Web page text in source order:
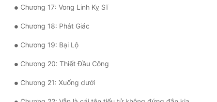
Tội Phạm
Vô Địch
Võ Hiệp
Võng Du
Xuyên Không
Xuyên Nhanh
Chương 17: Vong Linh Kỵ Sĩ
Chương 18: Phát Giác
Chương 19: Bại Lộ
Chương 20: Thiết Đầu Công
Chương 21: Xuống dưới